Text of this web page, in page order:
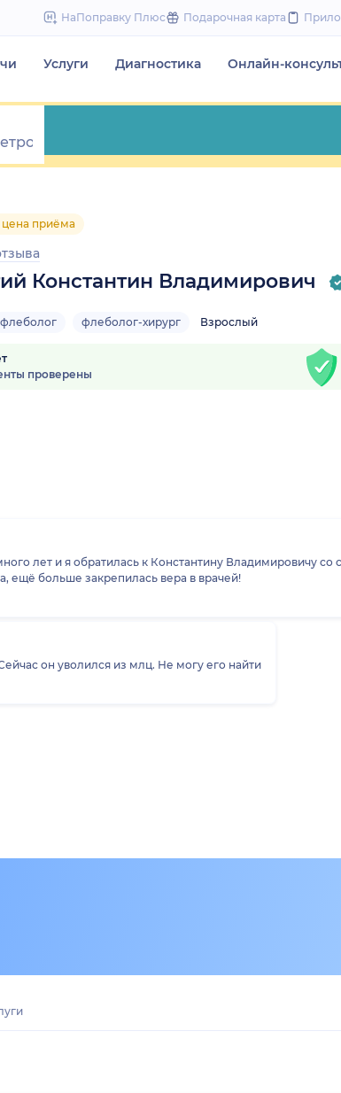
to
НаПоправку Плюс Подарочная карта
Услуги Диагностика Онлайн-
цена приёма
Константин Владимирович
флеболог флеболог-хирург Взрослый
проверены
лет и я обратилась к Константину Владимировичу со
ещё больше закрепилась вера в врачей!
он уволился из млц. Не могу его найти